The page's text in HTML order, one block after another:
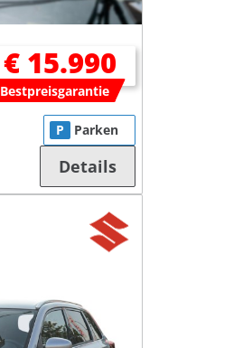
€ 15.990
Bestpreisgarantie
P Parken
Details